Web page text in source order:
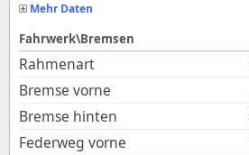
Mehr Daten
Fahrwerk\Bremsen
Rahmenart
Bremse vorne
Bremse hinten
Federweg vorne